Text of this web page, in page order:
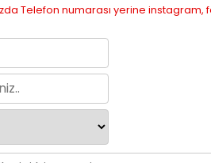
Telefon numarası yerine